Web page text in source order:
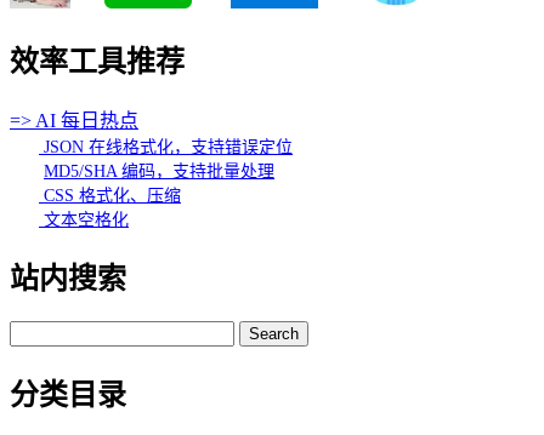
效率工具推荐
=> AI 每日热点
JSON 在线格式化，支持错误定位
MD5/SHA 编码，支持批量处理
CSS 格式化、压缩
文本空格化
站内搜索
for:
分类目录